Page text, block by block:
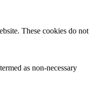
These cookies do not
as non-necessary